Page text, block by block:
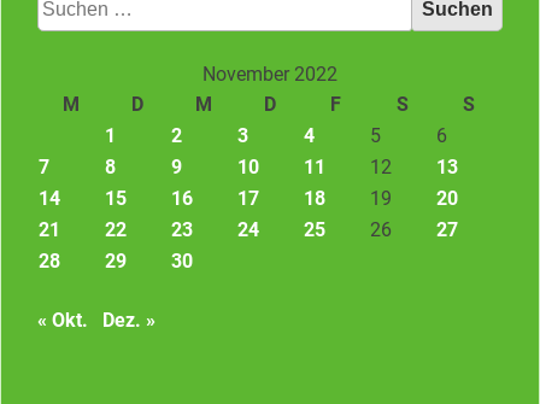
nach:
November 2022
M
D M D F S
S
1
2 3 4 5
6
7
8 9 10 11 12
13
14
15 16 17 18 19
20
21
22 23 24 25 26
27
28
29 30
« Okt. Dez. »